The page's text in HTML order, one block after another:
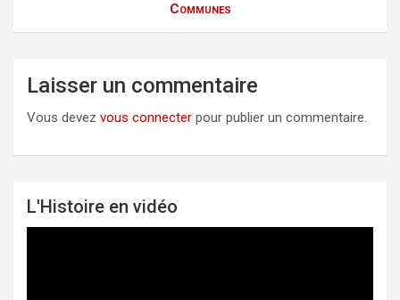
Communes
Laisser un commentaire
Vous devez vous connecter pour publier un commentaire.
L'Histoire en vidéo